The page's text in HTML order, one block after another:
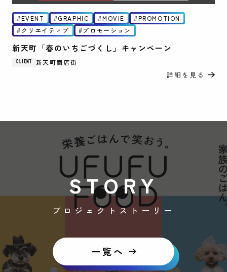
EVENT GRAPHIC MOVIE
PROMOTION
クリエイティブ
プロモーション
新天町「春のいちごづくし」キャンペーン
CLIENT 新天町商店街
詳細を見る
STORY
プロジェクトストーリー
一覧へ